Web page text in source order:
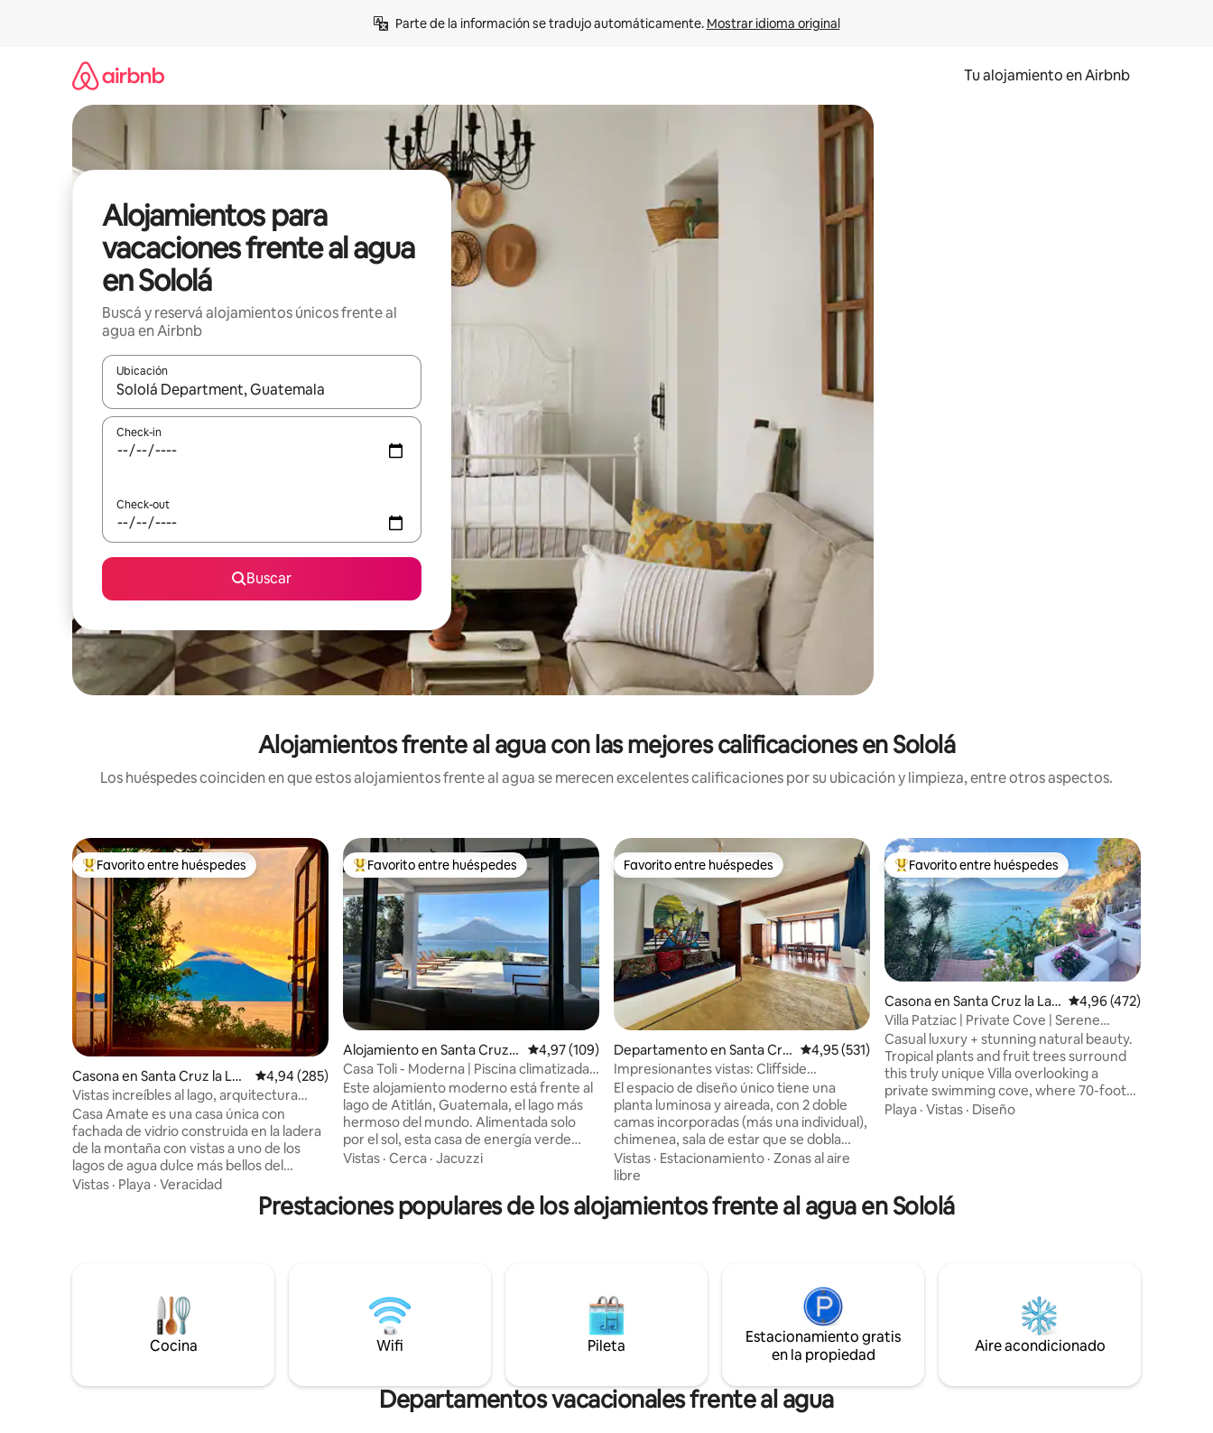
Parte de la información se tradujo automáticamente. Mostrar idioma original
Tu alojamiento en Airbnb
Alojamientos para
vacaciones frente al agua
en Sololá
Buscá y reservá alojamientos únicos frente al
agua en Airbnb
Ubicación
Cuando los resultados estén disponibles, navegá con las teclas de flecha hacia arriba y hacia abajo o explorá deslizando el dedo.
Check-in
Check-out
Buscar
Alojamientos frente al agua con las mejores calificaciones en Sololá
Los huéspedes coinciden en que estos alojamientos frente al agua se merecen excelentes calificaciones por su ubicación y limpieza, entre otros aspectos.
Favorito entre los huéspedes más destacados
Favorito entre huéspedes
Casona en Santa Cruz la Lag
una
Calificación promedio: 4,94 de 5. 285 evaluaciones
4,94 (285)
Vistas increíbles al lago, arquitectura
única
Casa Amate es una casa única con
fachada de vidrio construida en la ladera
de la montaña con vistas a uno de los
lagos de agua dulce más bellos del
mundo. Con tres dormitorios y tres
baños, con capacidad para seis personas,
este es el lugar perfecto para relajarse,
lago, la casa desciende en cascada por
cuatro niveles, con numerosas terrazas.
El espacio está definido por la roca, el
vidrio, el hormigón, la madera y la luz.
Vistas · Playa · Veracidad
Favorito entre los huéspedes más destacados
Favorito entre huéspedes
Alojamiento en Santa Cruz l
a Laguna
Calificación promedio: 4,97 de 5. 109 evaluaciones
4,97 (109)
Casa Toli - Moderna | Piscina climatizada |
Wifi rápido
Este alojamiento moderno está frente al
lago de Atitlán, Guatemala, el lago más
hermoso del mundo. Alimentada solo
por el sol, esta casa de energía verde
tiene 4 dormitorios y 3 baños completos
fogata y un muelle moderno. Vení a
relajarte y a escaparte, pero si querés
escritorios y monitores. Zona residencial,
pero a solo 5 minutos a pie de
restaurantes y bares.
Vistas · Cerca · Jacuzzi
Favorito entre huéspedes
Favorito entre huéspedes
Departamento en Santa Cru
z la Laguna
Calificación promedio: 4,95 de 5. 531 evaluaciones
4,95 (531)
Impresionantes vistas: Cliffside
Waterfront Retreat
El espacio de diseño único tiene una
planta luminosa y aireada, con 2 doble
camas incorporadas (más una individual),
chimenea, sala de estar que se dobla
como espacio adicional para dormir (lo
mejor para los niños), cocina
personas, comedor y patio de 10 metros
de largo con una cama de día, hamaca y
majestuosos volcanes por los que es
conocido el lago de Atitlán
Vistas · Estacionamiento · Zonas al aire
libre
Favorito entre los huéspedes más destacados
Favorito entre huéspedes
Casona en Santa Cruz la Lag
una
Calificación promedio:
4,96 (472)
Villa Patziac | Private Cove | Serene
Retreat
Casual luxury + stunning natural beauty.
Tropical plants and fruit trees surround
this truly unique Villa overlooking a
private swimming cove, where 70-foot
cliffs plunge into clear water and frame
sunning, relaxing, al fresco dining and
taking in the extraordinary views. Enjoy
Playa · Vistas · Diseño
Prestaciones populares de los alojamientos frente al agua en Sololá
Cocina Wifi Pileta
Estacionamiento gratis
en la propiedad
Aire acondicionado
Departamentos vacacionales frente al agua